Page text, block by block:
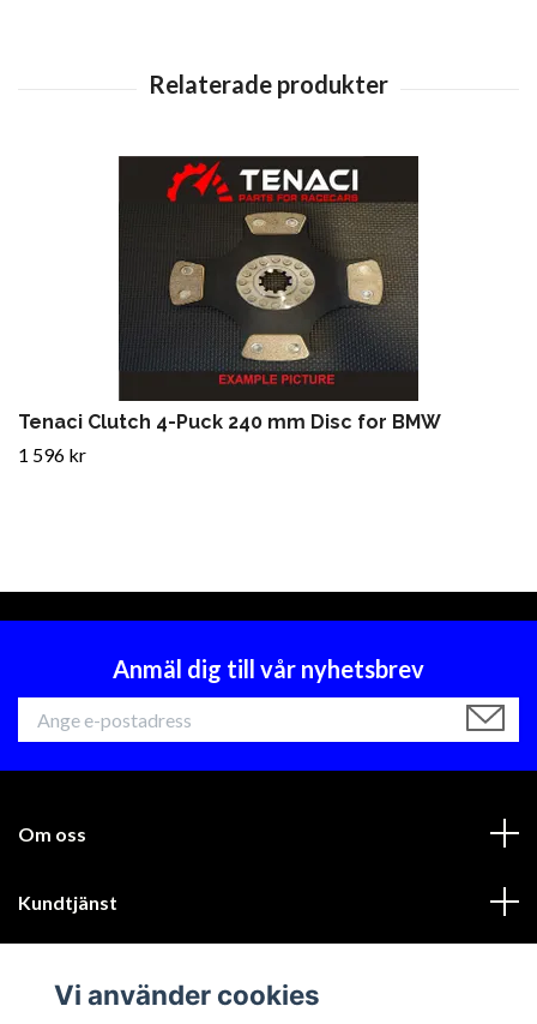
Tenaci Clutch 4-Puck 240 mm Disc for BMW
1 596 kr
Anmäl dig till vår nyhetsbrev
Om oss
Kundtjänst
Vi använder cookies